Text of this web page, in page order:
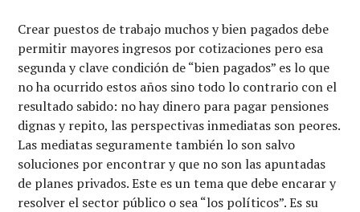
Crear puestos de trabajo muchos y bien pagados debe
permitir mayores ingresos por cotizaciones pero esa
segunda y clave condición de “bien pagados” es lo que
no ha ocurrido estos años sino todo lo contrario con el
resultado sabido: no hay dinero para pagar pensiones
dignas y repito, las perspectivas inmediatas son peores.
Las mediatas seguramente también lo son salvo
soluciones por encontrar y que no son las apuntadas
de planes privados. Este es un tema que debe encarar y
resolver el sector público o sea “los políticos”. Es su